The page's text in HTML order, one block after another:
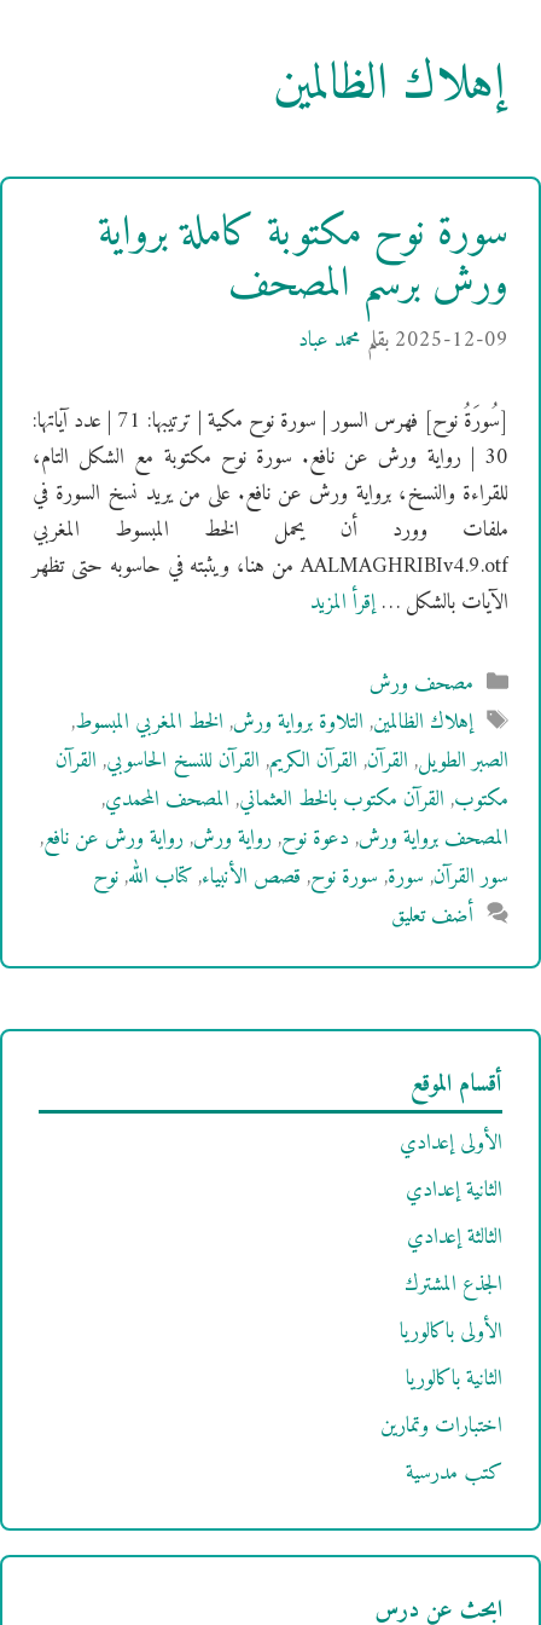
إهلاك الظالمين
سورة نوح مكتوبة كاملة برواية
ورش برسم المصحف
2025-12-09بقلم محمد عباد
[سُورَةُ نوح] فهرس السور | سورة نوح مكية | ترتيبها: 71 | عدد آياتها:
30 | رواية ورش عن نافع. سورة نوح مكتوبة مع الشكل التام،
للقراءة والنسخ، برواية ورش عن نافع. على من يريد نسخ السورة في
ملفات وورد أن يحمل الخط المبسوط المغربي
AALMAGHRIBIv4.9.otf من هنا، ويثبته في حاسوبه حتى تظهر
الآيات بالشكل …إقرأ المزيد
التصنيفات
مصحف ورش
الوسوم
إهلاك الظالمين,التلاوة برواية ورش,الخط المغربي المبسوط,
الصبر الطويل,القرآن,القرآن الكريم,القرآن للنسخ الحاسوبي,القرآن
مكتوب,القرآن مكتوب بالخط العثماني,المصحف المحمدي,
المصحف برواية ورش,دعوة نوح,رواية ورش,رواية ورش عن نافع,
سور القرآن,سورة,سورة نوح,قصص الأنبياء,كتاب الله,نوح
أضف تعليق
أقسام الموقع
الأولى إعدادي
الثانية إعدادي
الثالثة إعدادي
الجذع المشترك
الأولى باكالوريا
الثانية باكالوريا
اختبارات وتمارين
كتب مدرسية
ابحث عن درس